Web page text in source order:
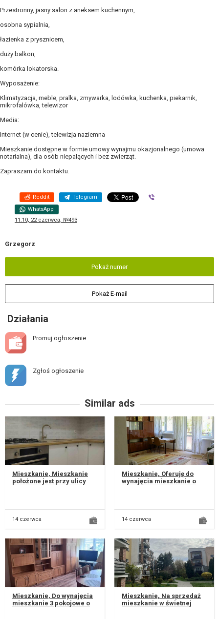
Przestronny, jasny salon z aneksem kuchennym,
osobna sypialnia,
łazienka z prysznicem,
duży balkon,
komórka lokatorska.
Wyposażenie:
Klimatyzacja, meble, pralka, zmywarka, lodówka, kuchenka, piekarnik,
mikrofalówka, telewizor
Media:
Internet (w cenie), telewizja naziemna
Mieszkanie dostępne w formie umowy wynajmu okazjonalnego (umowa
notarialna), dla osób niepalących i bez zwierząt.
Zapraszam do kontaktu.
Reddit Telegram
WhatsApp
11:10, 22 czerwca, №493
Grzegorz
Pokaż numer
Pokaż E-mail
Działania
Promuj ogłoszenie
Zgłoś ogłoszenie
Similar ads
Mieszkanie, Mieszkanie
położone jest przy ulicy
14 czerwca
Mieszkanie, Oferuję do
wynajęcia mieszkanie o
14 czerwca
Mieszkanie, Do wynajęcia
mieszkanie 3 pokojowe o
Mieszkanie, Na sprzedaż
mieszkanie w świetnej